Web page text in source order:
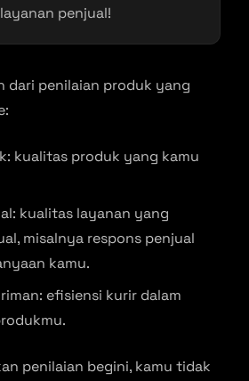
penjual!
dari penilaian produk yang
kualitas produk yang kamu
kualitas layanan yang
misalnya respons penjual
kamu.
efisiensi kurir dalam
penilaian begini, kamu tidak